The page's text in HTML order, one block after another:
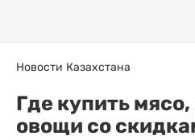
Новости Казахстана
Где купить
овощи со